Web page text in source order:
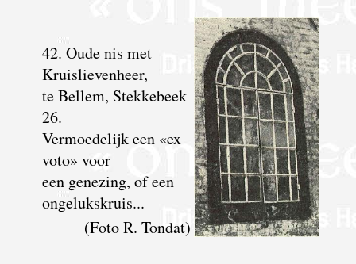
42. Oude nis met
Kruislievenheer,
te Bellem, Stekkebeek
26.
Vermoedelijk een «ex
voto» voor
een genezing, of een
ongelukskruis...
(Foto R. Tondat)